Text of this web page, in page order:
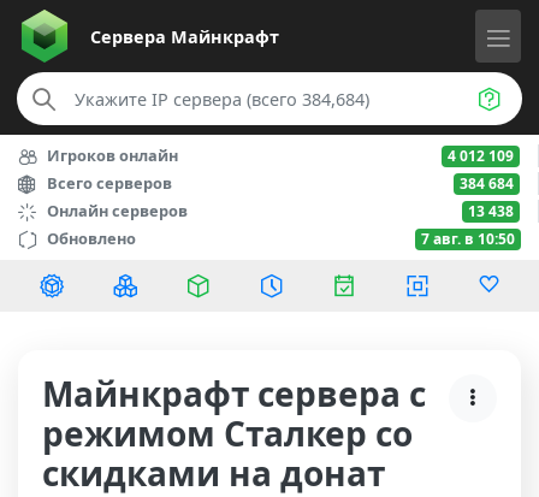
Сервера Майнкрафт
Игроков онлайн 4 012 109
Всего серверов 384 684
Онлайн серверов 13 438
Обновлено 7 авг. в 10:50
Майнкрафт сервера с
режимом Сталкер со
скидками на донат